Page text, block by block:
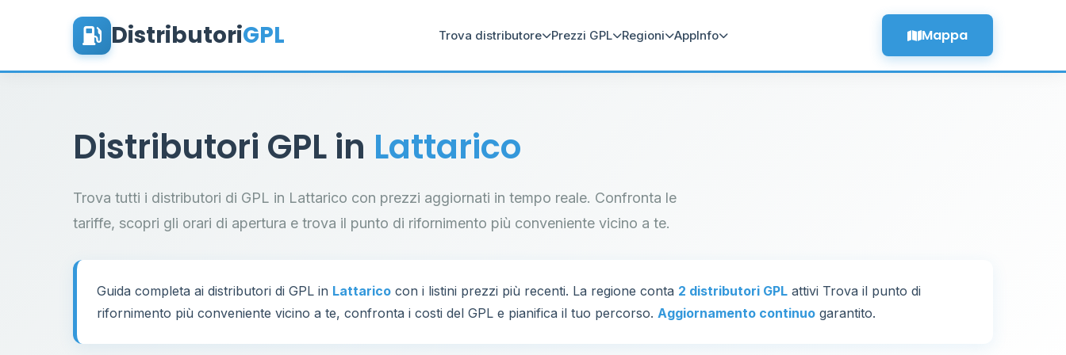
DistributoriGPL Trova distributore Prezzi GPL Regioni AppInfo Mappa
Distributori GPL in Lattarico
Trova tutti i distributori di GPL in Lattarico con prezzi aggiornati in tempo reale. Confronta le
tariffe, scopri gli orari di apertura e trova il punto di rifornimento più conveniente vicino a te.
Guida completa ai distributori di GPL in Lattarico con i listini prezzi più recenti. La regione conta 2 distributori GPL attivi Trova il punto di
rifornimento più conveniente vicino a te, confronta i costi del GPL e pianifica il tuo percorso. Aggiornamento continuo garantito.
32